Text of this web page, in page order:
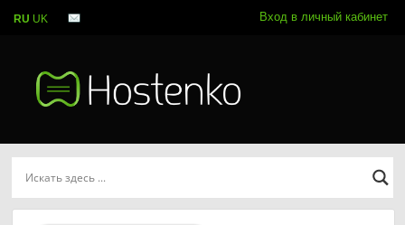
Вход в личный кабинет
RU UK